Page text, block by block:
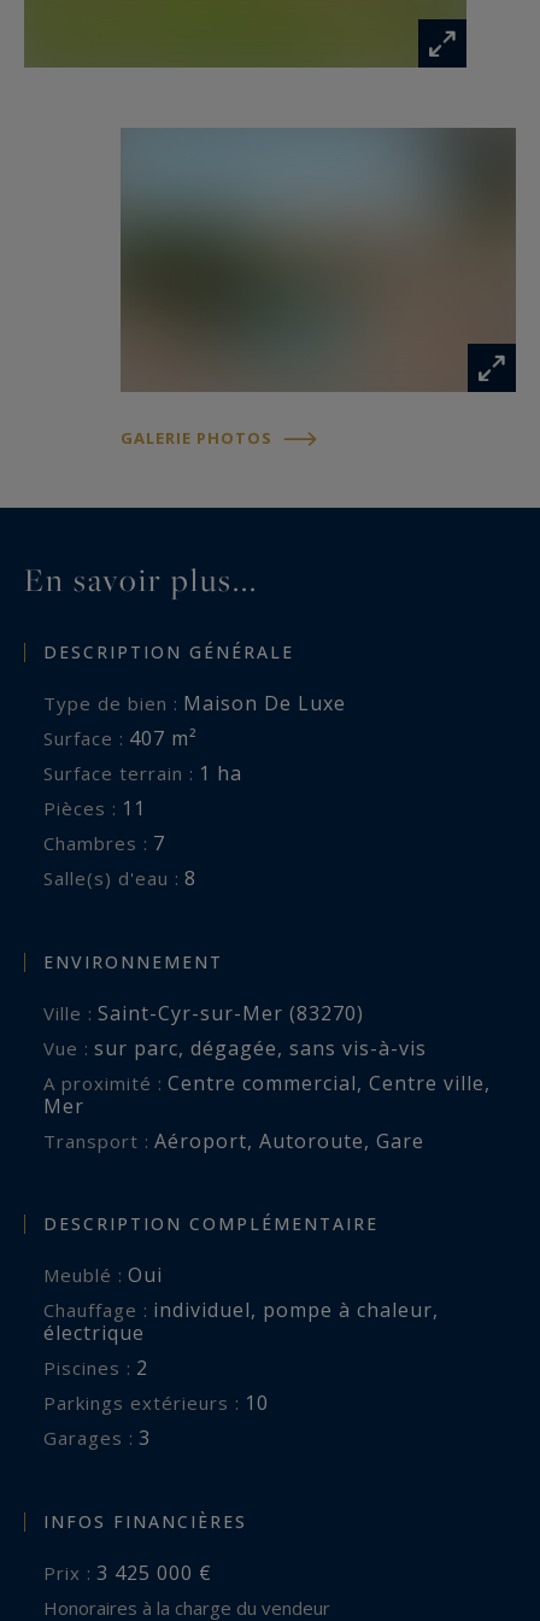
qu’un chalet en bois d’environ 28 m² complètent
nombreuses places de stationnement et
propriété.
restanques, accueille une vigne, une
jardins, terrasses et espaces de détente
permettent à chaque habitation de profiter de
son propre environnement.
multigénérationnelle ou propriété destinée à
devenue extrêmement rare à si faible distance
du littoral méditerranéen.
Une propriété authentique et généreuse, conçue
pour partager un même lieu tout en préservant
l’indépendance de chacun.
Les informations sur les risques auxquels ce
bien est exposé sont disponibles sur :
www.georisques.gouv.fr
GALERIE PHOTOS
En savoir plus...
DESCRIPTION GÉNÉRALE
Type de bien : Maison De Luxe
Surface : 407 m²
Surface terrain : 1 ha
Pièces : 11
Chambres : 7
Salle(s) d'eau : 8
ENVIRONNEMENT
Ville : Saint-Cyr-sur-Mer (83270)
Vue : sur parc, dégagée, sans vis-à-vis
A proximité : Centre commercial, Centre ville,
Mer
Transport : Aéroport, Autoroute, Gare
DESCRIPTION COMPLÉMENTAIRE
Meublé : Oui
Chauffage : individuel, pompe à chaleur,
électrique
piscines : 2
parkings extérieurs : 10
garages : 3
INFOS FINANCIÈRES
Prix : 3 425 000 €
Honoraires à la charge du vendeur